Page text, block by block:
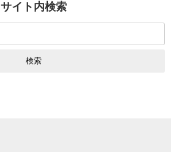
サイト内検索